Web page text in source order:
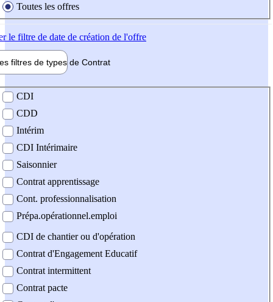
Toutes les offres
le filtre de date de création de l'offre
filtres de types de Contrat
contrat
CDI
CDD
Intérim
CDI Intérimaire
Saisonnier
Contrat apprentissage
Cont. professionnalisation
Prépa.opérationnel.emploi
CDI de chantier ou d'opération
Contrat d'Engagement Educatif
Contrat intermittent
Contrat pacte